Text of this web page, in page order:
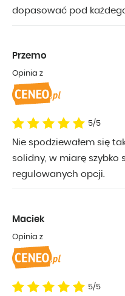
dopasować pod
5/5
Nie spodziewałem się
solidny, w miarę szybko
regulowanych opcji.
Przemo
Opinia z
5/5
Maciek
Opinia z